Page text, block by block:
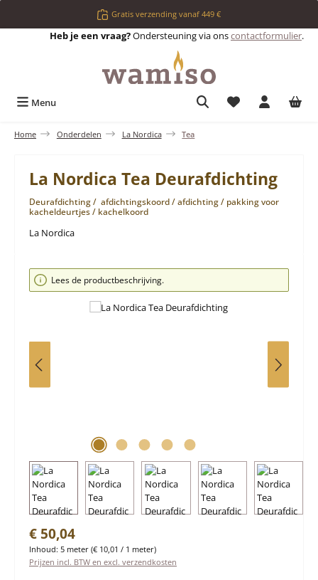
Ga naar de hoofdinhoudGratis verzending vanaf 449 €
Heb je een vraag?Ondersteuning via onscontactformulier.
Menu Je hebt 0 items
Home Onderdelen La Nordica Tea
La Nordica Tea Deurafdichting
Deurafdichting / afdichtingskoord / afdichting / pakking voor
kacheldeurtjes / kachelkoord
La Nordica
Afbeeldingengalerij overslaan
Lees de productbeschrijving.
Normale prijs:
€ 50,04
Inhoud: 5 meter (€ 10,01 / 1 meter)
Prijzen incl. BTW en excl. verzendkosten